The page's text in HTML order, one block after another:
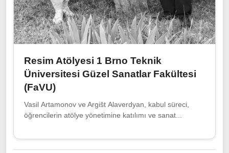
Resim Atölyesi 1 Brno Teknik
Üniversitesi Güzel Sanatlar Fakültesi
(FaVU)
Vasil Artamonov ve Argišt Alaverdyan, kabul süreci,
öğrencilerin atölye yönetimine katılımı ve sanat...